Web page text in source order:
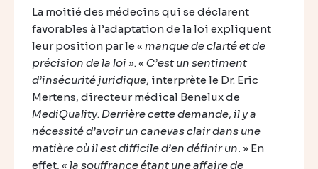
La moitié des médecins qui se déclarent
favorables à l’adaptation de la loi expliquent
leur position par le « manque de clarté et de
précision de la loi ». « C’est un sentiment
d’insécurité juridique, interprète le Dr. Eric
Mertens, directeur médical Benelux de
MediQuality.Derrière cette demande, il y a
nécessité d’avoir un canevas clair dans une
matière où il est difficile d’en définir un. » En
effet, « la souffrance étant une affaire de